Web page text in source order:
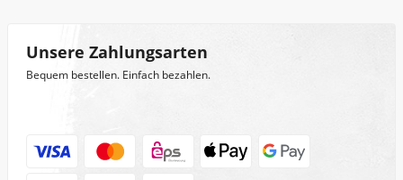
Unsere Zahlungsarten
Bequem bestellen. Einfach bezahlen.